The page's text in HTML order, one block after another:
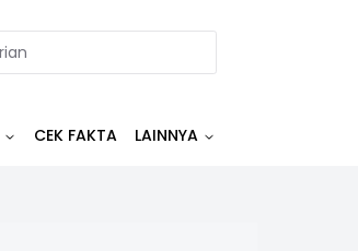
CEK FAKTA LAINNYA